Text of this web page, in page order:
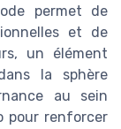
permet de
et de
un élément
la sphère
au sein
pour renforcer